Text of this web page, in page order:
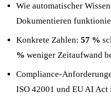
Wie automatischer
Dokumentieren
Konkrete Zahlen: 57 %
% weniger Zeitaufwand
Compliance-
ISO 42001 und EU AI Act